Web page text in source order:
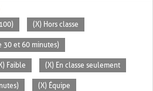
(X) Hors classe
30 et 60 minutes)
Faible (X) En classe seulement
(X) Équipe